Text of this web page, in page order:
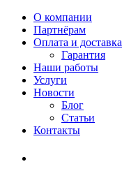
О компании
Партнёрам
Оплата и доставка
Гарантия
Наши работы
Услуги
Новости
Блог
Статьи
Контакты